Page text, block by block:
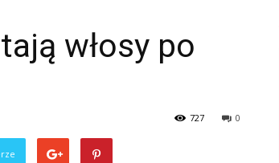
włosy po
0
727